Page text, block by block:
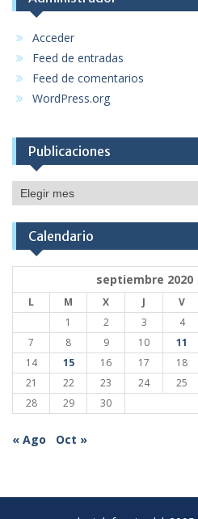
Acceder
Feed de entradas
Feed de comentarios
WordPress.org
Publicaciones
Publicaciones
Calendario
septiembre 2020
L M X J V
1
2 3 4
7
8 9 10 11
14
15 16 17 18
21
22 23 24 25
28
29 30
« Ago Oct »